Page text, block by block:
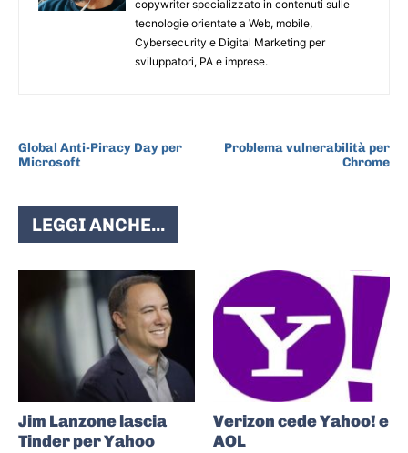
copywriter specializzato in contenuti sulle
tecnologie orientate a Web, mobile,
Cybersecurity e Digital Marketing per
sviluppatori, PA e imprese.
Global Anti-Piracy Day per
Microsoft
Problema vulnerabilità per
Chrome
LEGGI ANCHE...
Jim Lanzone lascia
Tinder per Yahoo
Verizon cede Yahoo! e
AOL